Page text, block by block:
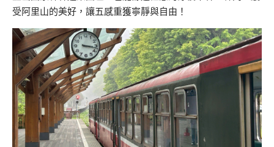
受阿里山的美好，讓五感重獲寧靜與自由！